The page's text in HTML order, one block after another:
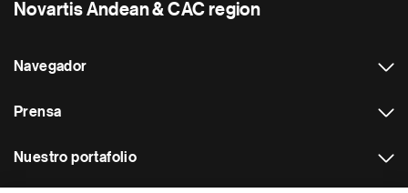
Novartis Andean & CAC region
Navegador
Prensa
Nuestro portafolio